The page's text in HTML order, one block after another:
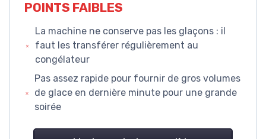
POINTS FAIBLES
La machine ne conserve pas les glaçons : il
faut les transférer régulièrement au
congélateur
Pas assez rapide pour fournir de gros volumes
de glace en dernière minute pour une grande
soirée